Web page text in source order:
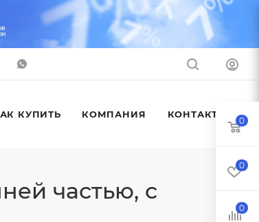
КУПИТЬ КОМПАНИЯ КОНТАКТЫ
частью, с
0
0
0